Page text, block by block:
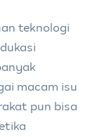
teknologi
macam isu
pun bisa